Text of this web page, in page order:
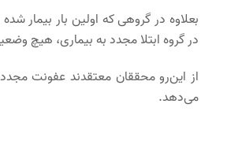
در گروه ابتلا مجدد به بیماری، هیچ
می‌دهد.